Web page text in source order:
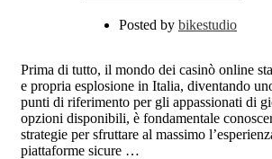
Posted by bikestudio
Prima di tutto, il mondo dei casinò online
e propria esplosione in Italia, diventando
punti di riferimento per gli appassionati di
opzioni disponibili, è fondamentale
strategie per sfruttare al massimo
piattaforme sicure …